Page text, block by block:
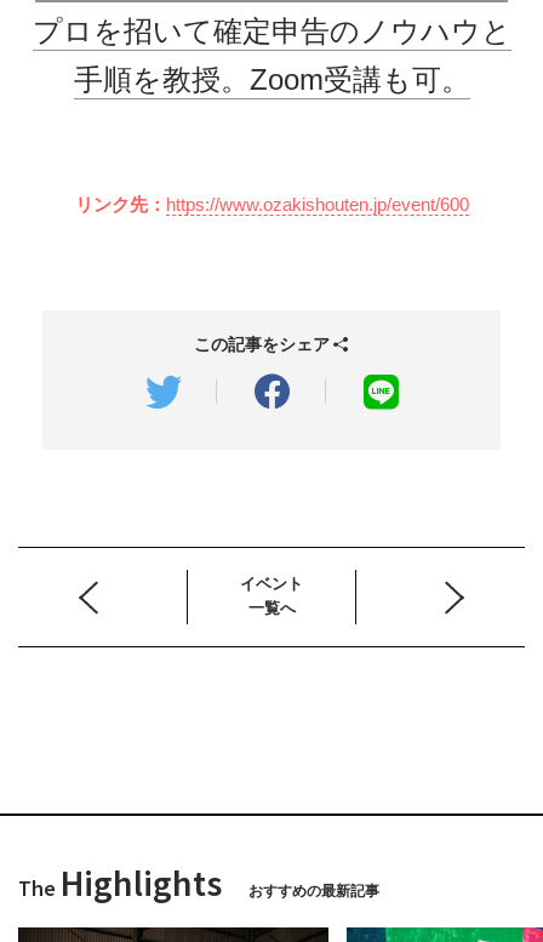
プロを招いて確定申告のノウハウと
手順を教授。Zoom受講も可。
リンク先： https://www.ozakishouten.jp/event/600
この記事をシェア
イベント
一覧へ
The Highlights おすすめの最新記事